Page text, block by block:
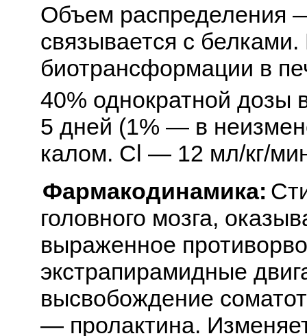
Объем распределения
связывается с белками.
биотрансформации в
40% однократной дозы
5 дней (1% — в
калом. Cl — 12 мл/кг/
Фармакодинамика:
головного мозга,
выраженное
экстрапирамидные
высвобождение
— пролактина.